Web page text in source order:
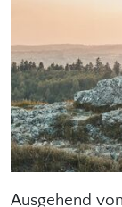
Ausgehend